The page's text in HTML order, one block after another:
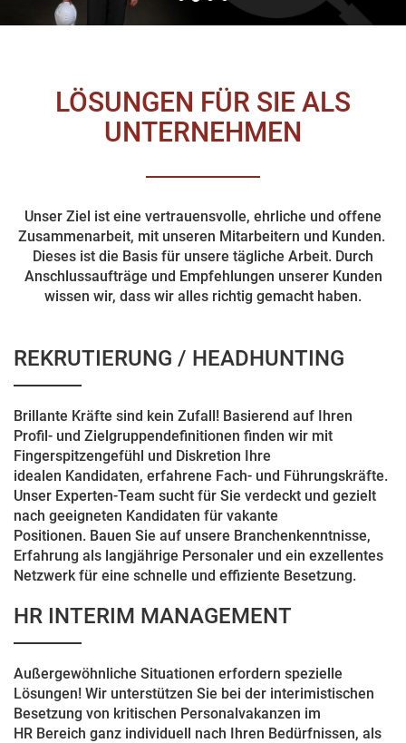
LÖSUNGEN FÜR SIE ALS
UNTERNEHMEN
Unser Ziel ist eine vertrauensvolle, ehrliche und offene
Zusammenarbeit, mit unseren Mitarbeitern und Kunden.
Dieses ist die Basis für unsere tägliche Arbeit. Durch
Anschlussaufträge und Empfehlungen unserer Kunden
wissen wir, dass wir alles richtig gemacht haben.
REKRUTIERUNG / HEADHUNTING
Brillante Kräfte sind kein Zufall! Basierend auf Ihren
Profil- und Zielgruppendefinitionen finden wir mit
Fingerspitzengefühl und Diskretion Ihre
idealen Kandidaten, erfahrene Fach- und Führungskräfte.
Unser Experten-Team sucht für Sie verdeckt und gezielt
nach geeigneten Kandidaten für vakante
Positionen. Bauen Sie auf unsere Branchenkenntnisse,
Erfahrung als langjährige Personaler und ein exzellentes
Netzwerk für eine schnelle und effiziente Besetzung.
HR INTERIM MANAGEMENT
Außergewöhnliche Situationen erfordern spezielle
Lösungen! Wir unterstützen Sie bei der interimistischen
Besetzung von kritischen Personalvakanzen im
HR Bereich ganz individuell nach Ihren Bedürfnissen, als